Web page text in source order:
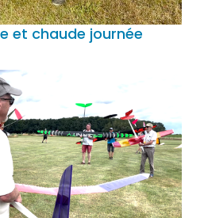
et chaude journée